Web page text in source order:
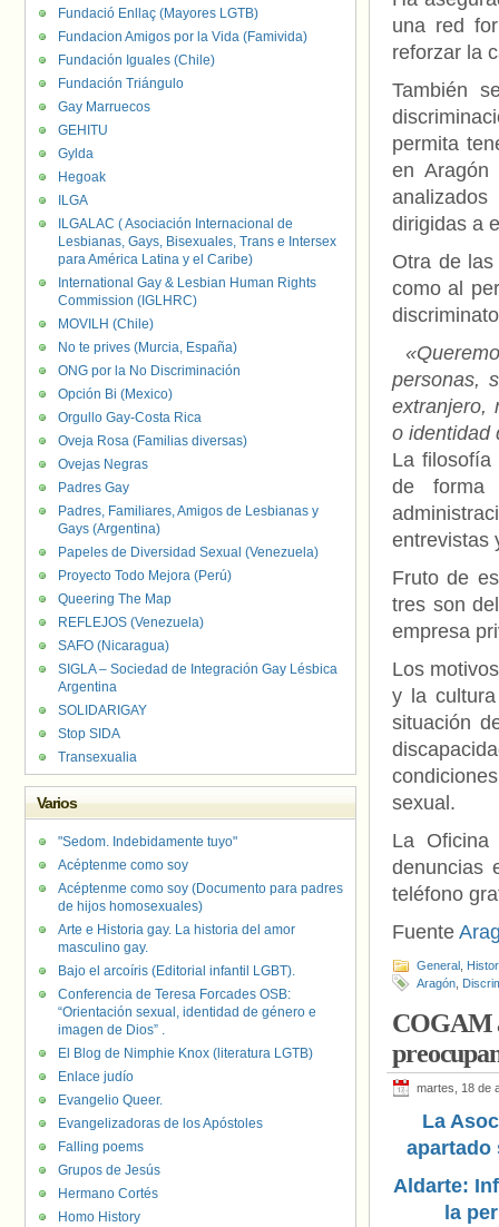
una red
reforzar la
También
permita
en
dirigidas a
Otra de
como al
personas,
extranjero,
o identidad
La filosofía
de forma
entrevistas
Fruto de
tres son
empresa
Los
y la
situación
sexual.
La Oficina
denuncias
teléfono
Fuente
General
Aragón
COGAM
martes, 18 de
La
apartado
Aldarte:
la
Fundació Enllaç (Mayores LGTB)
Fundacion Amigos por la Vida (Famivida)
Fundación Iguales (Chile)
Fundación Triángulo
Gay Marruecos
GEHITU
Gylda
Hegoak
ILGA
ILGALAC ( Asociación Internacional de
Lesbianas, Gays, Bisexuales, Trans e Intersex
para América Latina y el Caribe)
International Gay & Lesbian Human Rights
Commission (IGLHRC)
MOVILH (Chile)
No te prives (Murcia, España)
ONG por la No Discriminación
Opción Bi (Mexico)
Orgullo Gay-Costa Rica
Oveja Rosa (Familias diversas)
Ovejas Negras
Padres Gay
Padres, Familiares, Amigos de Lesbianas y
Gays (Argentina)
Papeles de Diversidad Sexual (Venezuela)
Proyecto Todo Mejora (Perú)
Queering The Map
REFLEJOS (Venezuela)
SAFO (Nicaragua)
SIGLA – Sociedad de Integración Gay Lésbica
Argentina
SOLIDARIGAY
Stop SIDA
Transexualia
Varios
"Sedom. Indebidamente tuyo"
Acéptenme como soy
Acéptenme como soy (Documento para padres
de hijos homosexuales)
Arte e Historia gay. La historia del amor
masculino gay.
Bajo el arcoíris (Editorial infantil LGBT).
Conferencia de Teresa Forcades OSB:
“Orientación sexual, identidad de género e
imagen de Dios” .
El Blog de Nimphie Knox (literatura LGTB)
Enlace judío
Evangelio Queer.
Evangelizadoras de los Apóstoles
Falling poems
Grupos de Jesús
Hermano Cortés
Homo History